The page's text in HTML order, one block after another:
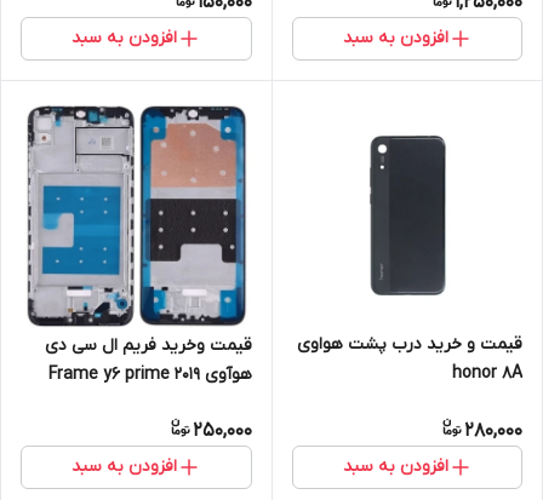
افزودن به سبد افزودن به سبد
قیمت و خرید درب پشت هواوی
honor 8A
280,000
افزودن به سبد
قیمت و‌خرید فریم ال سی دی
هوآوی Frame y6 prime 2019
250,000
افزودن به سبد